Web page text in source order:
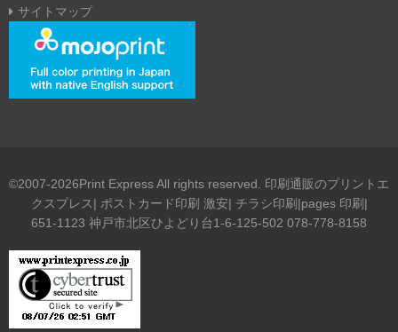
サイトマップ
©2007-2026Print Express All rights reserved. 印刷通販のプリントエ
クスプレス| ポストカード印刷 激安| チラシ印刷|pages 印刷|
651-1123 神戸市北区ひよどり台1-6-125-502 078-778-8158